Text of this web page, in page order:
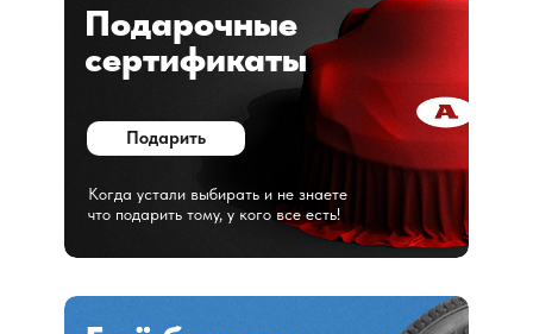
Подарочные
сертификаты
Когда устали выбирать и не знаете
что подарить тому, у кого все есть!
Подарить